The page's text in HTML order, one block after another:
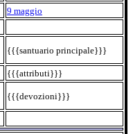
9 maggio
{{{santuario principale}}}
{{{attributi}}}
{{{devozioni}}}